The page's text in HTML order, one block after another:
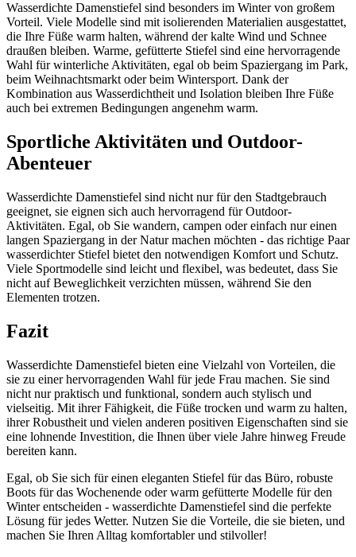
Wasserdichte Damenstiefel sind besonders im Winter von großem
Vorteil. Viele Modelle sind mit isolierenden Materialien ausgestattet,
die Ihre Füße warm halten, während der kalte Wind und Schnee
draußen bleiben. Warme, gefütterte Stiefel sind eine hervorragende
Wahl für winterliche Aktivitäten, egal ob beim Spaziergang im Park,
beim Weihnachtsmarkt oder beim Wintersport. Dank der
Kombination aus Wasserdichtheit und Isolation bleiben Ihre Füße
auch bei extremen Bedingungen angenehm warm.
Sportliche Aktivitäten und Outdoor-
Abenteuer
Wasserdichte Damenstiefel sind nicht nur für den Stadtgebrauch
geeignet, sie eignen sich auch hervorragend für Outdoor-
Aktivitäten. Egal, ob Sie wandern, campen oder einfach nur einen
langen Spaziergang in der Natur machen möchten - das richtige Paar
wasserdichter Stiefel bietet den notwendigen Komfort und Schutz.
Viele Sportmodelle sind leicht und flexibel, was bedeutet, dass Sie
nicht auf Beweglichkeit verzichten müssen, während Sie den
Elementen trotzen.
Fazit
Wasserdichte Damenstiefel bieten eine Vielzahl von Vorteilen, die
sie zu einer hervorragenden Wahl für jede Frau machen. Sie sind
nicht nur praktisch und funktional, sondern auch stylisch und
vielseitig. Mit ihrer Fähigkeit, die Füße trocken und warm zu halten,
ihrer Robustheit und vielen anderen positiven Eigenschaften sind sie
eine lohnende Investition, die Ihnen über viele Jahre hinweg Freude
bereiten kann.
Egal, ob Sie sich für einen eleganten Stiefel für das Büro, robuste
Boots für das Wochenende oder warm gefütterte Modelle für den
Winter entscheiden - wasserdichte Damenstiefel sind die perfekte
Lösung für jedes Wetter. Nutzen Sie die Vorteile, die sie bieten, und
machen Sie Ihren Alltag komfortabler und stilvoller!